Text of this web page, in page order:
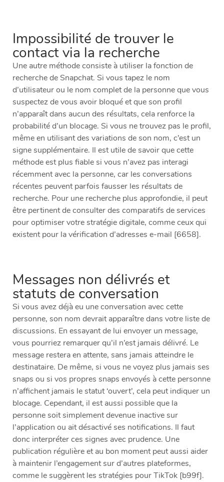
Impossibilité de trouver le
contact via la recherche
Une autre méthode consiste à utiliser la fonction de
recherche de Snapchat. Si vous tapez le nom
d’utilisateur ou le nom complet de la personne que vous
suspectez de vous avoir bloqué et que son profil
n’apparaît dans aucun des résultats, cela renforce la
probabilité d’un blocage. Si vous ne trouvez pas le profil,
même en utilisant des variations de son nom, c’est un
signe supplémentaire. Il est utile de savoir que cette
méthode est plus fiable si vous n’avez pas interagi
récemment avec la personne, car les conversations
récentes peuvent parfois fausser les résultats de
recherche. Pour une recherche plus approfondie, il peut
être pertinent de consulter des comparatifs de services
pour optimiser votre stratégie digitale, comme ceux qui
existent pour la vérification d’adresses e-mail [6658].
Messages non délivrés et
statuts de conversation
Si vous avez déjà eu une conversation avec cette
personne, son nom devrait apparaître dans votre liste de
discussions. En essayant de lui envoyer un message,
vous pourriez remarquer qu’il n’est jamais délivré. Le
message restera en attente, sans jamais atteindre le
destinataire. De même, si vous ne voyez plus jamais ses
snaps ou si vos propres snaps envoyés à cette personne
n’affichent jamais le statut ‘ouvert’, cela peut indiquer un
blocage. Cependant, il est aussi possible que la
personne soit simplement devenue inactive sur
l’application ou ait désactivé ses notifications. Il faut
donc interpréter ces signes avec prudence. Une
publication régulière et au bon moment peut aussi aider
à maintenir l’engagement sur d’autres plateformes,
comme le suggèrent les stratégies pour TikTok [b99f].